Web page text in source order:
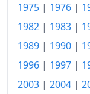
1982
1984
1985
1975 | 1976 |
1982 | 1983 |
1989 | 1990 |
1996 | 1997 |
2003 | 2004 |